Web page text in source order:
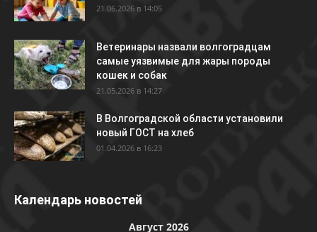
21.06.2026 в 14:05
Ветеринары назвали волгоградцам
самые уязвимые для жары породы
кошек и собак
21.05.2026 в 14:27
В Волгоградской области установили
новый ГОСТ на хлеб
01.04.2026 в 16:23
Календарь новостей
Август 2026